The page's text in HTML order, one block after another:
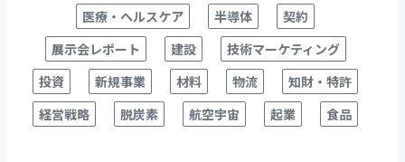
医療・ヘルスケア
半導体
契約
展示会レポート
建設
技術マーケティング
投資
新規事業 材料 物流
知財・特許
経営戦略
脱炭素 航空宇宙 起業 食品